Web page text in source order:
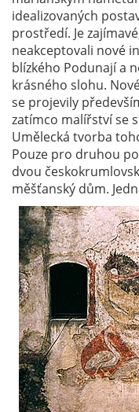
idealizovaných
prostředí. Je
neakceptovali nové
blízkého Podunají a
krásného slohu.
se projevily
zatímco malířství se
Umělecká tvorba
Pouze pro druhou
dvou
měšťanský dům.